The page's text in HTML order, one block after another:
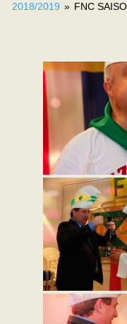
2018/2019 » FNC